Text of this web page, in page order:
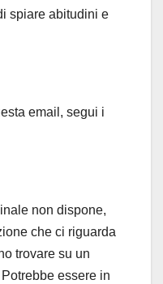
spiare abitudini e
email, segui i
non dispone,
che ci riguarda
trovare su un
essere in